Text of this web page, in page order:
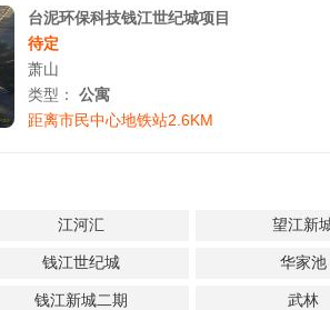
台泥环保科技钱江世纪城项目
待定
萧山
类型： 公寓
距离市民中心地铁站2.6KM
江河汇 望江新
钱江世纪城 华家池
钱江新城二期 武林